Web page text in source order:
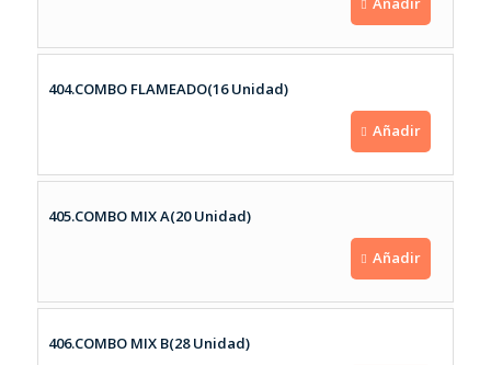
404.COMBO FLAMEADO(16 Unidad)
Añadir
405.COMBO MIX A(20 Unidad)
Añadir
406.COMBO MIX B(28 Unidad)